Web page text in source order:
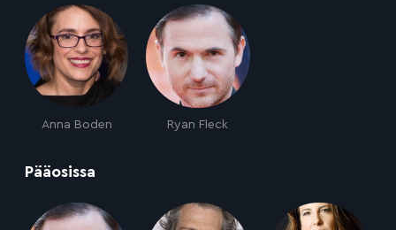
Anna Boden Ryan Fleck
Pääosissa